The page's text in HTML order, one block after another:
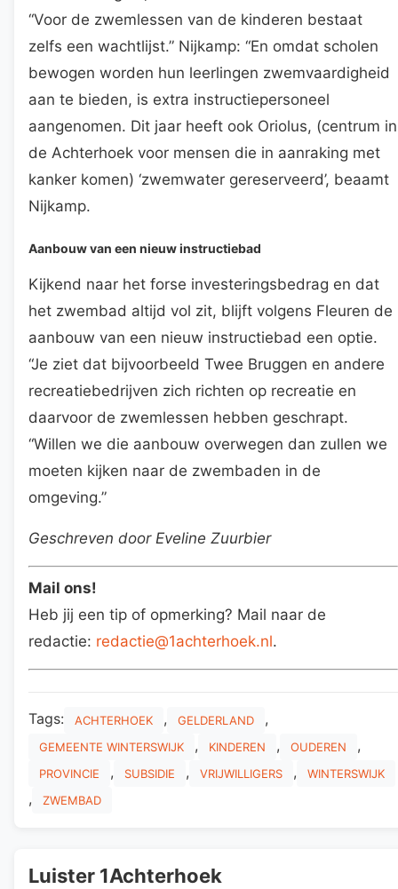
“Voor de zwemlessen van de kinderen bestaat
zelfs een wachtlijst.” Nijkamp: “En omdat scholen
bewogen worden hun leerlingen zwemvaardigheid
aan te bieden, is extra instructiepersoneel
aangenomen. Dit jaar heeft ook Oriolus, (centrum in
de Achterhoek voor mensen die in aanraking met
kanker komen) ‘zwemwater gereserveerd’, beaamt
Nijkamp.
Aanbouw van een nieuw instructiebad
Kijkend naar het forse investeringsbedrag en dat
het zwembad altijd vol zit, blijft volgens Fleuren de
aanbouw van een nieuw instructiebad een optie.
“Je ziet dat bijvoorbeeld Twee Bruggen en andere
recreatiebedrijven zich richten op recreatie en
daarvoor de zwemlessen hebben geschrapt.
“Willen we die aanbouw overwegen dan zullen we
moeten kijken naar de zwembaden in de
omgeving.”
Geschreven door Eveline Zuurbier
Mail ons!
Heb jij een tip of opmerking? Mail naar de
redactie: redactie@1achterhoek.nl.
Tags: ACHTERHOEK , GELDERLAND ,
GEMEENTE WINTERSWIJK , KINDEREN , OUDEREN ,
PROVINCIE , SUBSIDIE , VRIJWILLIGERS , WINTERSWIJK
, ZWEMBAD
Luister 1Achterhoek